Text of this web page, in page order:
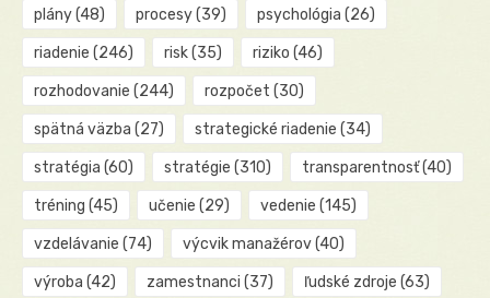
plány(48) procesy(39) psychológia (26)
riadenie (246) risk(35) riziko (46)
rozhodovanie (244) rozpočet (30)
spätná väzba (27) strategické riadenie (34)
stratégia (60) stratégie (310) transparentnosť(40)
tréning (45) učenie (29) vedenie (145)
vzdelávanie (74) výcvik manažérov(40)
výroba (42) zamestnanci (37) ľudské zdroje (63)